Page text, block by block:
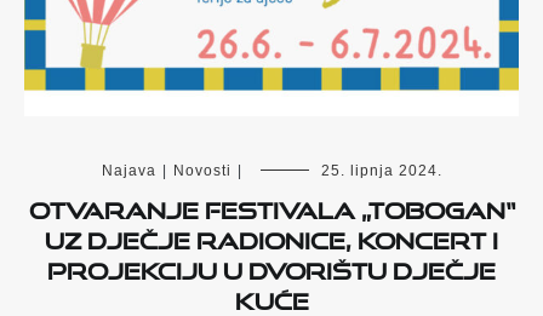
Najava | Novosti | 25. lipnja 2024.
Otvaranje festivala „Tobogan“
uz dječje radionice, koncert i
projekciju u dvorištu Dječje
kuće